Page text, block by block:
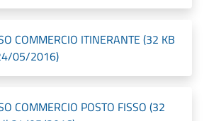
COMMERCIO ITINERANTE (32 KB
05/2016)
COMMERCIO POSTO FISSO (32